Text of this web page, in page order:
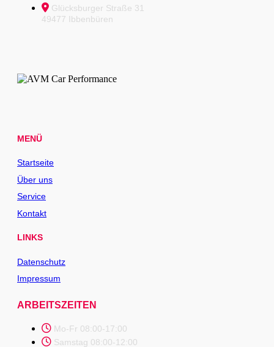
Glücksburger Straße 31
49477 Ibbenbüren
MENÜ
Startseite
Über uns
Service
Kontakt
LINKS
Datenschutz
Impressum
ARBEITSZEITEN
Mo-Fr 08:00-17:00
Samstag 08:00-12:00